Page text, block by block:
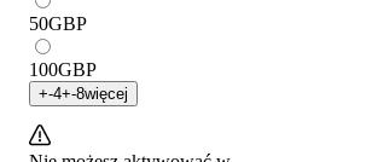
50GBP
100GBP
+-4+-8więcej